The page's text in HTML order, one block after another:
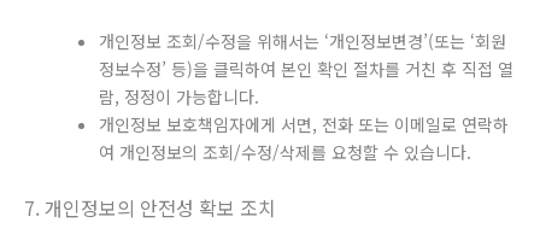
개인정보 조회/수정을 위해서는 ‘개인정보변경’(또는 ‘회원
정보수정’ 등)을 클릭하여 본인 확인 절차를 거친 후 직접 열
람, 정정이 가능합니다.
개인정보 보호책임자에게 서면, 전화 또는 이메일로 연락하
여 개인정보의 조회/수정/삭제를 요청할 수 있습니다.
7. 개인정보의 안전성 확보 조치